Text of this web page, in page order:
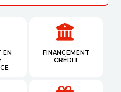
EN
FINANCEMENT
CRÉDIT